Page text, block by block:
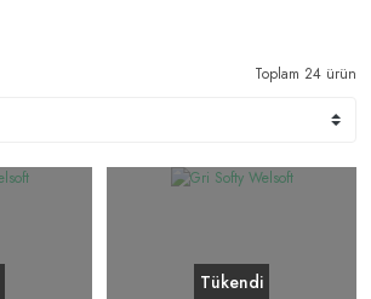
Toplam 24 ürün
Tükendi